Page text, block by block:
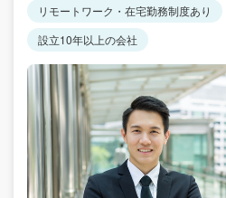
リモートワーク・在宅勤務制度あり
設立10年以上の会社